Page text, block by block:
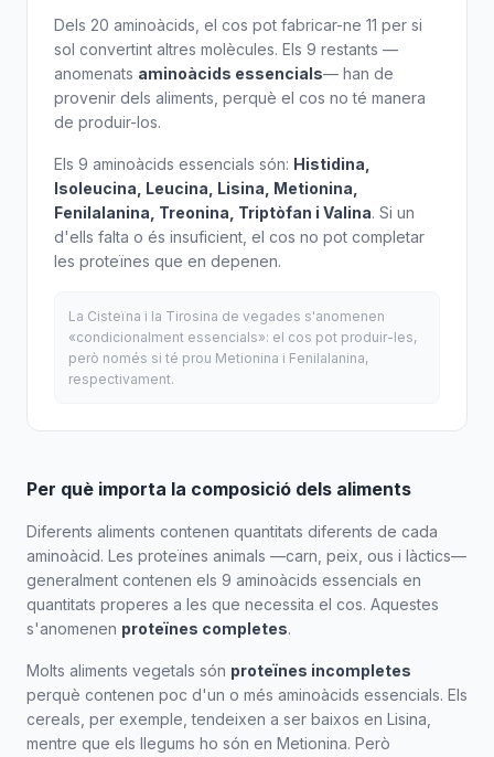
Dels 20 aminoàcids, el cos pot fabricar-ne 11 per si
sol convertint altres molècules. Els 9 restants —
anomenats aminoàcids essencials— han de
provenir dels aliments, perquè el cos no té manera
de produir-los.
Els 9 aminoàcids essencials són: Histidina,
Isoleucina, Leucina, Lisina, Metionina,
Fenilalanina, Treonina, Triptòfan i Valina. Si un
d'ells falta o és insuficient, el cos no pot completar
les proteïnes que en depenen.
La Cisteïna i la Tirosina de vegades s'anomenen
«condicionalment essencials»: el cos pot produir-les,
però només si té prou Metionina i Fenilalanina,
respectivament.
Per què importa la composició dels aliments
Diferents aliments contenen quantitats diferents de cada
aminoàcid. Les proteïnes animals —carn, peix, ous i làctics—
generalment contenen els 9 aminoàcids essencials en
quantitats properes a les que necessita el cos. Aquestes
s'anomenen proteïnes completes.
Molts aliments vegetals són proteïnes incompletes
perquè contenen poc d'un o més aminoàcids essencials. Els
cereals, per exemple, tendeixen a ser baixos en Lisina,
mentre que els llegums ho són en Metionina. Però